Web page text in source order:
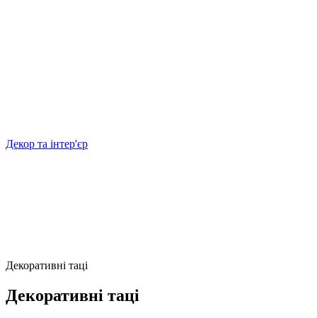
Декор та інтер'єр
Декоративні таці
Декоративні таці